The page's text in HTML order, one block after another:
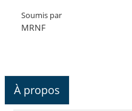
Soumis par
MRNF
À propos